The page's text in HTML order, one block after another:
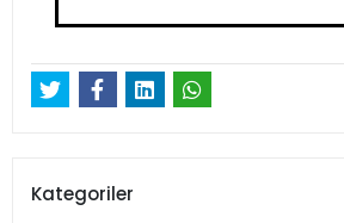
Kategoriler